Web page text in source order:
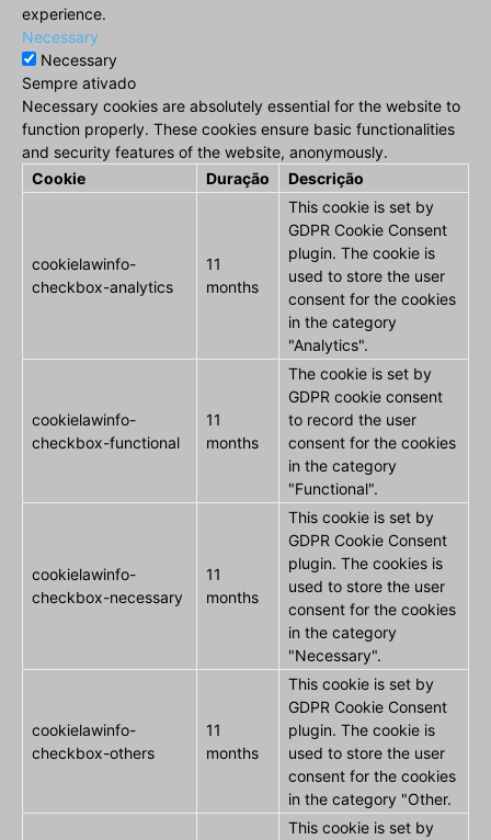
experience.
Necessary
Necessary
Sempre ativado
Necessary cookies are absolutely essential for the website to
function properly. These cookies ensure basic functionalities
and security features of the website, anonymously.
Cookie
Duração Descrição
cookielawinfo-
checkbox-analytics
11
months
This cookie is set by
GDPR Cookie Consent
plugin. The cookie is
used to store the user
consent for the cookies
in the category
"Analytics".
cookielawinfo-
checkbox-functional
11
months
The cookie is set by
GDPR cookie consent
to record the user
consent for the cookies
in the category
"Functional".
cookielawinfo-
checkbox-necessary
11
months
This cookie is set by
GDPR Cookie Consent
plugin. The cookies is
used to store the user
consent for the cookies
in the category
"Necessary".
cookielawinfo-
checkbox-others
11
months
This cookie is set by
GDPR Cookie Consent
plugin. The cookie is
used to store the user
consent for the cookies
in the category "Other.
This cookie is set by